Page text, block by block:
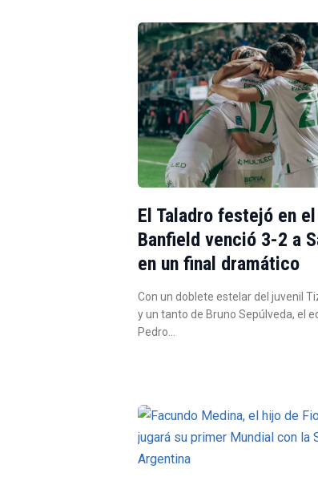
El Taladro festejó en
Banfield venció 3-2 a
en un final dramático
Con un doblete estelar del juvenil
y un tanto de Bruno Sepúlveda, el
Pedro…